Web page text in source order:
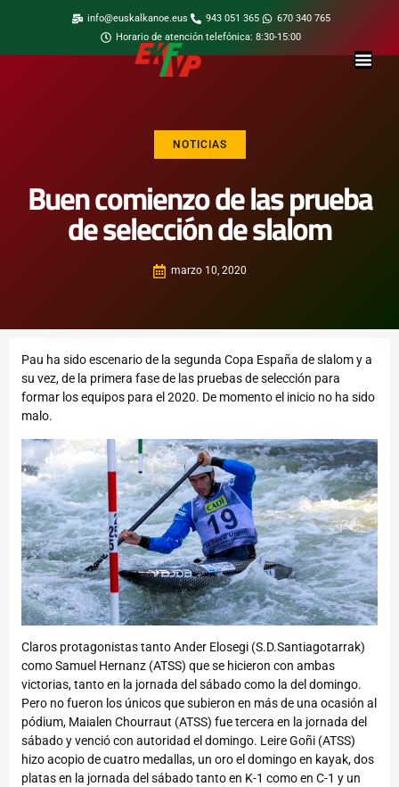
info@euskalkanoe.eus 943 051 365
670 340 765
Horario de atención telefónica: 8:30-15:00
NOTICIAS
Buen comienzo de las prueba
de selección de slalom
marzo 10, 2020
Pau ha sido escenario de la segunda Copa España de slalom y a
su vez, de la primera fase de las pruebas de selección para
formar los equipos para el 2020. De momento el inicio no ha sido
malo.
Claros protagonistas tanto Ander Elosegi (S.D.Santiagotarrak)
como Samuel Hernanz (ATSS) que se hicieron con ambas
victorias, tanto en la jornada del sábado como la del domingo.
Pero no fueron los únicos que subieron en más de una ocasión al
pódium, Maialen Chourraut (ATSS) fue tercera en la jornada del
sábado y venció con autoridad el domingo. Leire Goñi (ATSS)
hizo acopio de cuatro medallas, un oro el domingo en kayak, dos
platas en la jornada del sábado tanto en K-1 como en C-1 y un